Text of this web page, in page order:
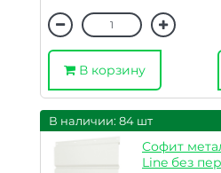
В корзину
В наличии: 84 шт
Софит
Line без